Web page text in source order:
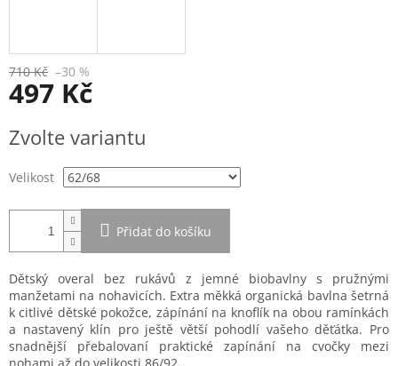
710 Kč –30 %
497 Kč
cena:
Zvolte variantu
Velikost
Přidat do košíku
Dětský overal bez rukávů z jemné biobavlny s pružnými
manžetami na nohavicích. Extra měkká organická bavlna šetrná
k citlivé dětské pokožce, zápínání na knoflík na obou ramínkách
a nastavený klín pro ještě větší pohodlí vašeho děťátka. Pro
snadnější přebalovaní praktické zapínání na cvočky mezi